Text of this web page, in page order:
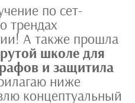
по сет-
трендах
А также прошла
школе для
и защитила
ниже
концептуальный